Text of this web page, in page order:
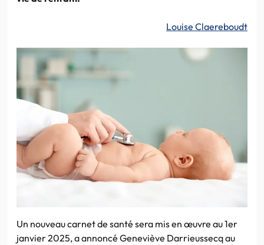
Louise Claereboudt
Un nouveau carnet de santé sera mis en œuvre au 1er
janvier 2025, a annoncé Geneviève Darrieussecq au